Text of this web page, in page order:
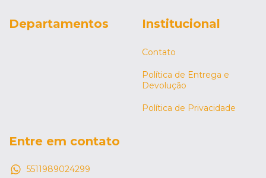
Departamentos Institucional
Contato
Política de Entrega e
Devolução
Política de Privacidade
Entre em contato
5511989024299